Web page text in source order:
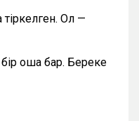
тіркелген. Ол —
ошақ бар. Береке